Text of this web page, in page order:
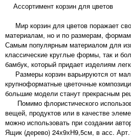
Ассортимент корзин для цветов
Мир корзин для цветов поражает
материалам, но и по размерам,
Самым популярным материалом для
классические круглые формы, так и
бамбук, который придает изделиям
Размеры корзин варьируются от
крупноформатные цветочные
большие модели станут прекрасным
Помимо флористического
вещей, продуктов или в качестве
можно использовать при создании
Ящик (дерево) 24х9хН9,5см, в асс.